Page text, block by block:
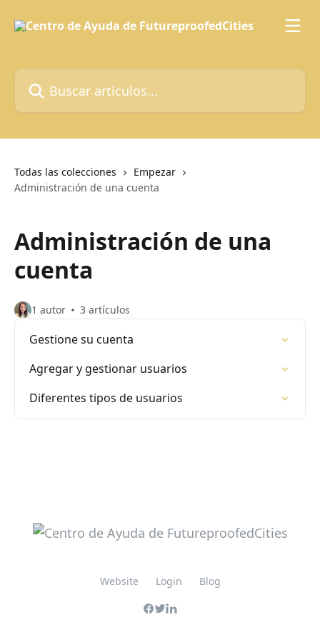
Buscar artículos...
Todas las colecciones
Empezar
Administración de una cuenta
Administración de una
cuenta
1 autor 3 artículos
Gestione su cuenta
Agregar y gestionar usuarios
Diferentes tipos de usuarios
Website Login Blog